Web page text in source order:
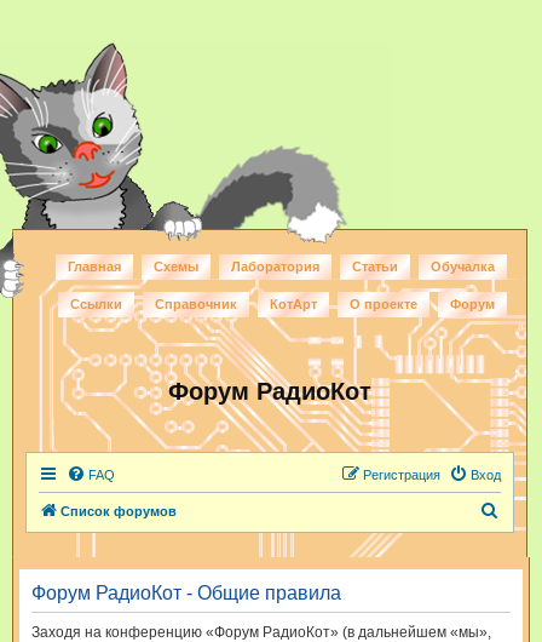
Главная Схемы Лаборатория Статьи Обучалка
Ссылки Справочник КотАрт О проекте Форум
Форум РадиоКот
FAQ Вход
Регистрация
Список форумов
и
Форум РадиоКот - Общие правила
Заходя на конференцию «Форум РадиоКот» (в дальнейшем «мы»,